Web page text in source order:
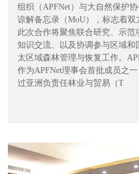
组织（APFNet）与大自然保护
谅解备忘录（MoU），标志着双
此次合作将聚焦联合研究、示范
知识交流、以及协调参与区域和
太区域森林管理与恢复工作。
作为APFNet理事会首批成员之
过亚洲负责任林业与贸易（T